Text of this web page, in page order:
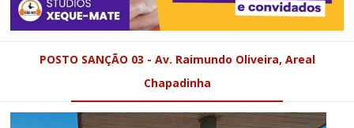
POSTO SANÇÃO 03 - Av. Raimundo Oliveira, Areal
Chapadinha